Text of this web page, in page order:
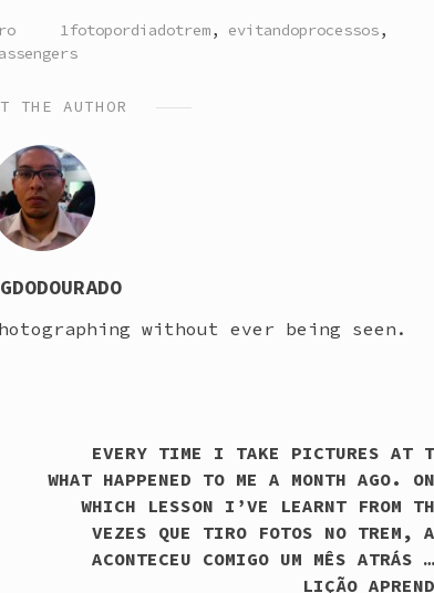
TAGGED
1fotopordiadotrem, evitandoprocessos,
THE AUTHOR
without ever being seen.
EVERY TIME I TAKE PICTURES AT
WHAT HAPPENED TO ME A MONTH AGO.
WHICH LESSON I’VE LEARNT FROM
VEZES QUE TIRO FOTOS NO TREM,
ACONTECEU COMIGO UM MÊS
LIÇÃO